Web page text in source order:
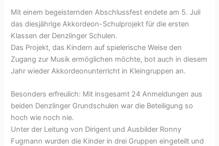
Mit einem begeisternden Abschlussfest endete am 5. Juli
das diesjährige Akkordeon-Schulprojekt für die ersten
Klassen der Denzlinger Schulen.
Das Projekt, das Kindern auf spielerische Weise den
Zugang zur Musik ermöglichen möchte, bot auch in diesem
Jahr wieder Akkordeonunterricht in Kleingruppen an.
Besonders erfreulich: Mit insgesamt 24 Anmeldungen aus
beiden Denzlinger Grundschulen war die Beteiligung so
hoch wie noch nie.
Unter der Leitung von Dirigent und Ausbilder Ronny
Fugmann wurden die Kinder in drei Gruppen eingeteilt und